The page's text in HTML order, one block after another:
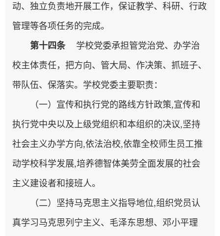
动、独立负责地开展工作，保证教学、科研、行政
管理等各项任务的完成。
第十四条 学校党委承担管党治党、办学治
校主体责任，把方向、管大局、作决策、抓班子、
带队伍、保落实。学校党委主要职责：
（一）宣传和执行党的路线方针政策,宣传和
执行党中央以及上级党组织和本组织的决议,坚持
社会主义办学方向,依法治校,依靠全校师生员工推
动学校科学发展,培养德智体美劳全面发展的社会
主义建设者和接班人。
（二）坚持马克思主义指导地位,组织党员认
真学习马克思列宁主义、毛泽东思想、邓小平理